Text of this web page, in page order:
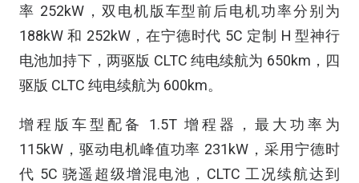
率 252kW，双电机版车型前后电机功率分别为
188kW 和 252kW，在宁德时代 5C 定制 H 型神行
电池加持下，两驱版 CLTC 纯电续航为 650km，四
驱版 CLTC 纯电续航为 600km。
增程版车型配备 1.5T 增程器，最大功率为
115kW，驱动电机峰值功率 231kW，采用宁德时
代 5C 骁遥超级增混电池，CLTC 工况续航达到